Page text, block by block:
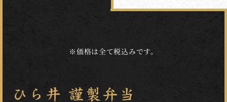
※価格は全て税込みです。